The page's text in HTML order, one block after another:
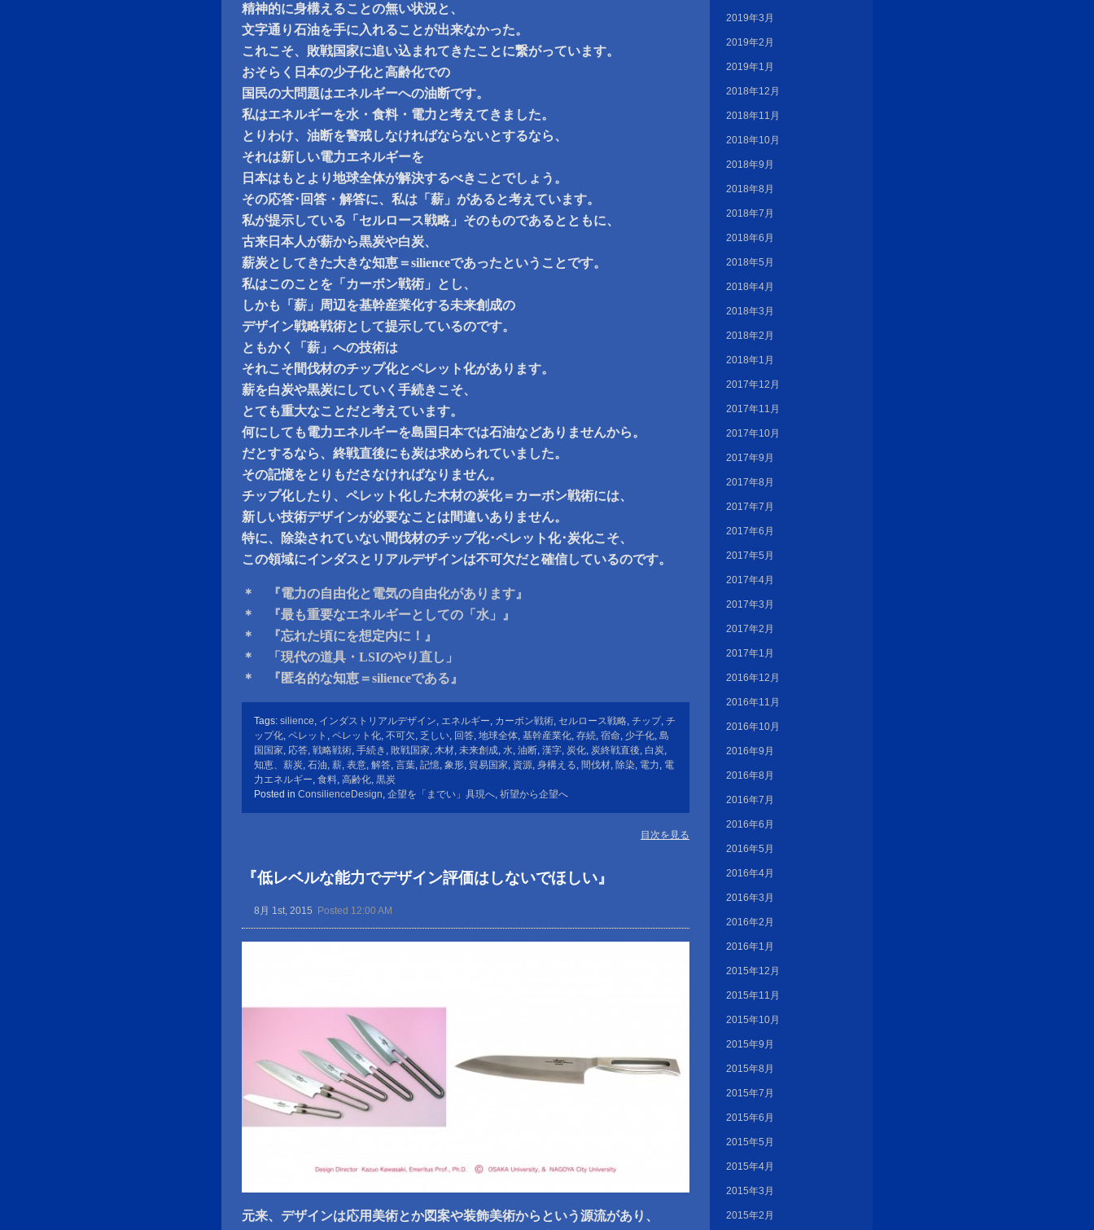
精神的に身構えることの無い状況と、
文字通り石油を手に入れることが出来なかった。
これこそ、敗戦国家に追い込まれてきたことに繋がっています。
おそらく日本の少子化と高齢化での
国民の大問題はエネルギーへの油断です。
私はエネルギーを水・食料・電力と考えてきました。
とりわけ、油断を警戒しなければならないとするなら、
それは新しい電力エネルギーを
日本はもとより地球全体が解決するべきことでしょう。
その応答･回答・解答に、私は「薪」があると考えています。
私が提示している「セルロース戦略」そのものであるとともに、
古来日本人が薪から黒炭や白炭、
薪炭としてきた大きな知恵＝silienceであったということです。
私はこのことを「カーボン戦術」とし、
しかも「薪」周辺を基幹産業化する未来創成の
デザイン戦略戦術として提示しているのです。
ともかく「薪」への技術は
それこそ間伐材のチップ化とペレット化があります。
薪を白炭や黒炭にしていく手続きこそ、
とても重大なことだと考えています。
何にしても電力エネルギーを島国日本では石油などありませんから。
だとするなら、終戦直後にも炭は求められていました。
その記憶をとりもださなければなりません。
チップ化したり、ペレット化した木材の炭化＝カーボン戦術には、
新しい技術デザインが必要なことは間違いありません。
特に、除染されていない間伐材のチップ化･ペレット化･炭化こそ、
この領域にインダスとリアルデザインは不可欠だと確信しているのです。
＊ 『電力の自由化と電気の自由化があります』
＊ 『最も重要なエネルギーとしての「水」』
＊ 『忘れた頃にを想定内に！』
＊ 「現代の道具・LSIのやり直し」
＊ 『匿名的な知恵＝silienceである』
Tags: silience, インダストリアルデザイン, エネルギー, カーボン戦術, セルロース戦略, チップ, チ
ップ化, ペレット , ペレット化, 不可欠, 乏しい, 回答, 地球全体, 基幹産業化, 存続, 宿命, 少子化, 島
国国家, 応答, 戦略戦術, 手続き , 敗戦国家, 木材, 未来創成, 水, 油断, 漢字, 炭化, 炭終戦直後, 白炭,
知恵、薪炭, 石油, 薪, 表意, 解答, 言葉, 記憶, 象形, 貿易国家, 資源, 身構える, 間伐材, 除染, 電力, 電
力エネルギー, 食料, 高齢化, 黒炭
Posted in ConsilienceDesign, 企望を「までい」具現へ, 祈望から企望へ
目次を見る
『低レベルな能力でデザイン評価はしないでほしい』
8月 1st, 2015 Posted 12:00 AM
元来、デザインは応用美術とか図案や装飾美術からという源流があり、
2019年3月
2019年2月
2019年1月
2018年12月
2018年11月
2018年10月
2018年9月
2018年8月
2018年7月
2018年6月
2018年5月
2018年4月
2018年3月
2018年2月
2018年1月
2017年12月
2017年11月
2017年10月
2017年9月
2017年8月
2017年7月
2017年6月
2017年5月
2017年4月
2017年3月
2017年2月
2017年1月
2016年12月
2016年11月
2016年10月
2016年9月
2016年8月
2016年7月
2016年6月
2016年5月
2016年4月
2016年3月
2016年2月
2016年1月
2015年12月
2015年11月
2015年10月
2015年9月
2015年8月
2015年7月
2015年6月
2015年5月
2015年4月
2015年3月
2015年2月